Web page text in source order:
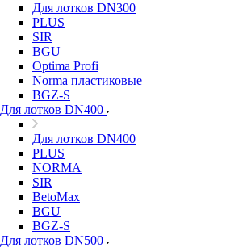
Для лотков DN300
PLUS
SIR
BGU
Optima Profi
Norma пластиковые
BGZ-S
Для лотков DN400
Для лотков DN400
PLUS
NORMA
SIR
BetoMax
BGU
BGZ-S
Для лотков DN500